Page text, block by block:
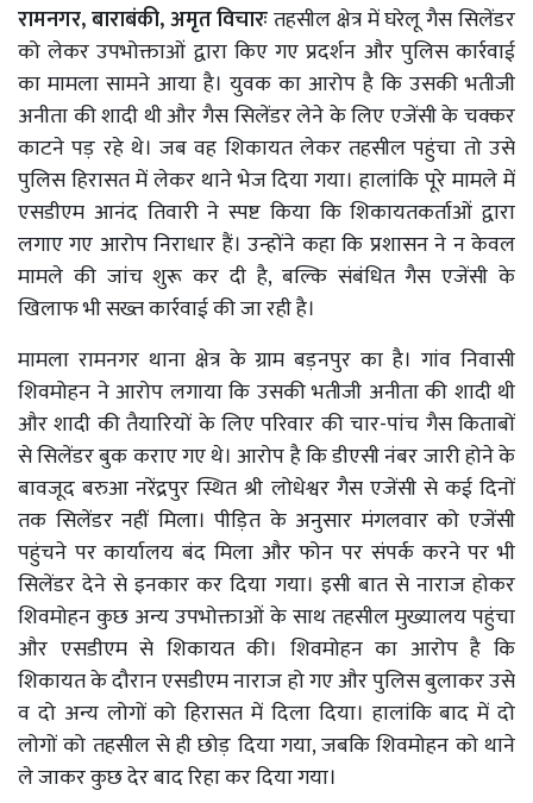
रामनगर, बाराबंकी, अमृत विचारःतहसील क्षेत्र में घरेलू गैस सिलेंडर
को लेकर उपभोक्ताओं द्वारा किए गए प्रदर्शन और पुलिस कार्रवाई
का मामला सामने आया है। युवक का आरोप है कि उसकी भतीजी
अनीता की शादी थी और गैस सिलेंडर लेने के लिए एजेंसी के चक्कर
काटने पड़ रहे थे। जब वह शिकायत लेकर तहसील पहुंचा तो उसे
पुलिस हिरासत में लेकर थाने भेज दिया गया। हालांकि पूरे मामले में
एसडीएम आनंद तिवारी ने स्पष्ट किया कि शिकायतकर्ताओं द्वारा
लगाए गए आरोप निराधार हैं। उन्होंने कहा कि प्रशासन ने न केवल
मामले की जांच शुरू कर दी है, बल्कि संबंधित गैस एजेंसी के
खिलाफ भी सख्त कार्रवाई की जा रही है।
मामला रामनगर थाना क्षेत्र के ग्राम बड़नपुर का है। गांव निवासी
शिवमोहन ने आरोप लगाया कि उसकी भतीजी अनीता की शादी थी
और शादी की तैयारियों के लिए परिवार की चार-पांच गैस किताबों
से सिलेंडर बुक कराए गए थे। आरोप है कि डीएसी नंबर जारी होने के
बावजूद बरुआ नरेंद्रपुर स्थित श्री लोधेश्वर गैस एजेंसी से कई दिनों
तक सिलेंडर नहीं मिला। पीड़ित के अनुसार मंगलवार को एजेंसी
पहुंचने पर कार्यालय बंद मिला और फोन पर संपर्क करने पर भी
सिलेंडर देने से इनकार कर दिया गया। इसी बात से नाराज होकर
शिवमोहन कुछ अन्य उपभोक्ताओं के साथ तहसील मुख्यालय पहुंचा
और एसडीएम से शिकायत की। शिवमोहन का आरोप है कि
शिकायत के दौरान एसडीएम नाराज हो गए और पुलिस बुलाकर उसे
व दो अन्य लोगों को हिरासत में दिला दिया। हालांकि बाद में दो
लोगों को तहसील से ही छोड़ दिया गया, जबकि शिवमोहन को थाने
ले जाकर कुछ देर बाद रिहा कर दिया गया।